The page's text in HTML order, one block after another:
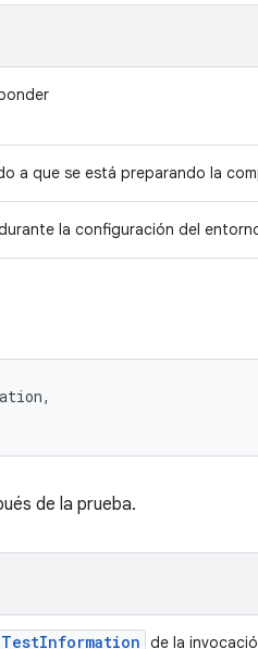
a que se está preparando la
la configuración del
de la prueba.
TestInformation de la